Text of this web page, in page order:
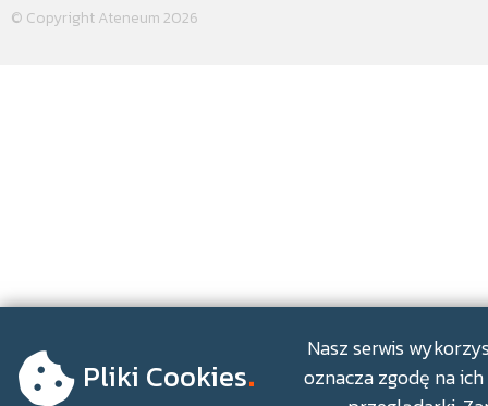
© Copyright Ateneum 2026
Pliki Cookies.
Nasz serwis
oznacza zgodę na